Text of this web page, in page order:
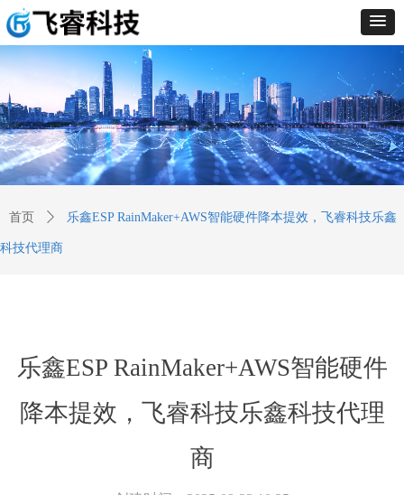
首页 ꄲ 乐鑫ESP RainMaker+AWS智能硬件降本提效，飞睿科技乐鑫
科技代理商
乐鑫ESP RainMaker+AWS智能硬件
降本提效，飞睿科技乐鑫科技代理
商